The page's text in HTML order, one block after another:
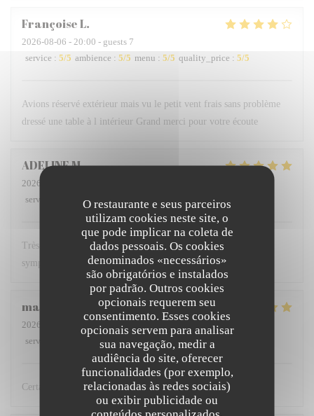
O restaurante e seus parceiros
utilizam cookies neste site, o
que pode implicar na coleta de
dados pessoais. Os cookies
denominados «necessários»
são obrigatórios e instalados
por padrão. Outros cookies
opcionais requerem seu
consentimento. Esses cookies
opcionais servem para analisar
sua navegação, medir a
audiência do site, oferecer
funcionalidades (por exemplo,
relacionadas às redes sociais)
ou exibir publicidade ou
FrançoiseL
2026-08-06 - 20:00 - guests 7
service : 5/5 ambience : 5/5 menu : 5/5 quality_price : 5/5
Avions réservé extérieur mais vu le petit vent frais sans problème
dressé une table à l intérieur Grand merci pour votre écoute
ADELINEM
2026-07-26
service
ambience menu quality_price
Très bon restaurant où nous avons l'habitude de manger serveur
sympathique repas délicieux et à un bon rapport qualité prix
marie-pierre B
2026-08-03
- 12:15 - guests 2
service
ambience: 4/5 menu: 5/5 quality_price
Certainement le meilleur restaurant dunkerquois !